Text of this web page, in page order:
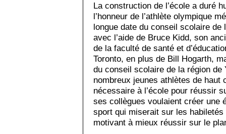
La construction de l’école a duré
l’honneur de l’athlète olympique
longue date du conseil scolaire
avec l’aide de Bruce Kidd, son
de la faculté de santé et
Toronto, en plus de Bill Hogarth,
du conseil scolaire de la région de
nombreux jeunes athlètes de haut
nécessaire à l’école pour réussir
ses collègues voulaient créer une
sport qui miserait sur les
motivant à mieux réussir sur le